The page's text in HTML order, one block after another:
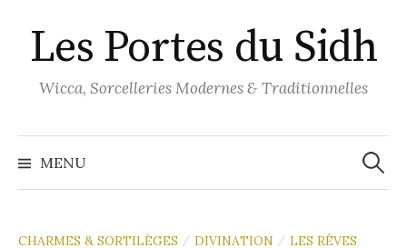
au
contenu
Les Portes du Sidh
Wicca, Sorcelleries Modernes & Traditionnelles
MENU
CHARMES & SORTILÈGES / DIVINATION / LES RÊVES